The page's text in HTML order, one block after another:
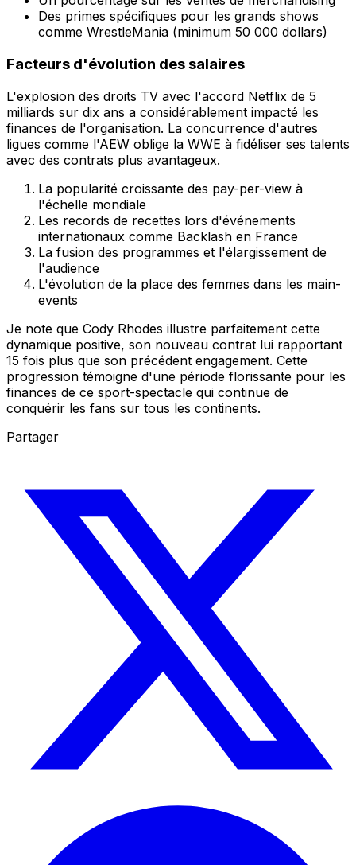
Des primes spécifiques pour les grands shows
comme WrestleMania (minimum 50 000 dollars)
Facteurs d'évolution des salaires
L'explosion des droits TV avec l'accord Netflix de 5
milliards sur dix ans a considérablement impacté les
finances de l'organisation. La concurrence d'autres
ligues comme l'AEW oblige la WWE à fidéliser ses talents
avec des contrats plus avantageux.
La popularité croissante des pay-per-view à
l'échelle mondiale
Les records de recettes lors d'événements
internationaux comme Backlash en France
La fusion des programmes et l'élargissement de
l'audience
L'évolution de la place des femmes dans les main-
events
Je note que Cody Rhodes illustre parfaitement cette
dynamique positive, son nouveau contrat lui rapportant
15 fois plus que son précédent engagement. Cette
progression témoigne d'une période florissante pour les
finances de ce sport-spectacle qui continue de
conquérir les fans sur tous les continents.
Partager